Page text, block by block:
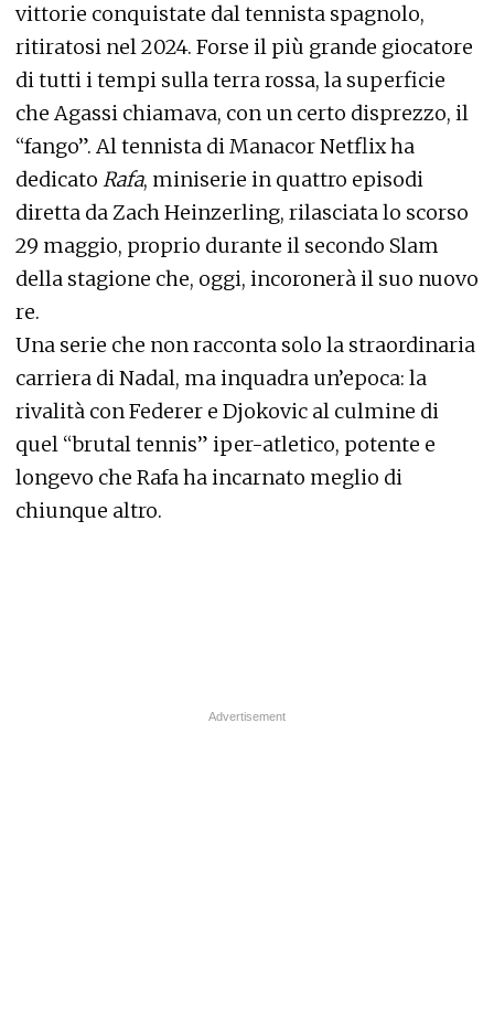
vittorie conquistate dal tennista spagnolo,
ritiratosi nel 2024. Forse il più grande giocatore
di tutti i tempi sulla terra rossa, la superficie
che Agassi chiamava, con un certo disprezzo, il
“fango”. Al tennista di Manacor Netflix ha
dedicato Rafa, miniserie in quattro episodi
diretta da Zach Heinzerling, rilasciata lo scorso
29 maggio, proprio durante il secondo Slam
della stagione che, oggi, incoronerà il suo nuovo
re.
Una serie che non racconta solo la straordinaria
carriera di Nadal, ma inquadra un’epoca: la
rivalità con Federer e Djokovic al culmine di
quel “brutal tennis” iper-atletico, potente e
longevo che Rafa ha incarnato meglio di
chiunque altro.